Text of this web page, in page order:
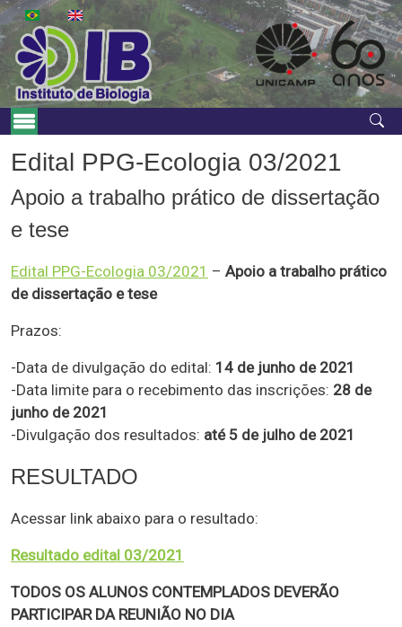
Skip to main content
Main Menu
Edital PPG-Ecologia 03/2021
Apoio a trabalho prático de dissertação
e tese
Edital PPG-Ecologia 03/2021 – Apoio a trabalho prático
de dissertação e tese
Prazos:
-Data de divulgação do edital: 14 de junho de 2021
-Data limite para o recebimento das inscrições: 28 de
junho de 2021
-Divulgação dos resultados: até 5 de julho de 2021
RESULTADO
Acessar link abaixo para o resultado:
Resultado edital 03/2021
TODOS OS ALUNOS CONTEMPLADOS DEVERÃO
PARTICIPAR DA REUNIÃO NO DIA